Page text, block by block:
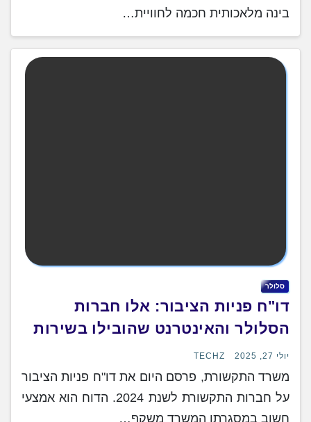
בינה מלאכותית חכמה לחוויית…
סלולר
דו"ח פניות הציבור: אלו חברות
הסלולר והאינטרנט שהובילו בשירות
יולי 27, 2025 TECHZ
משרד התקשורת, פרסם היום את דו"ח פניות הציבור
על חברות התקשורת לשנת 2024. הדוח הוא אמצעי
חשוב במסגרתו המשרד משקף…